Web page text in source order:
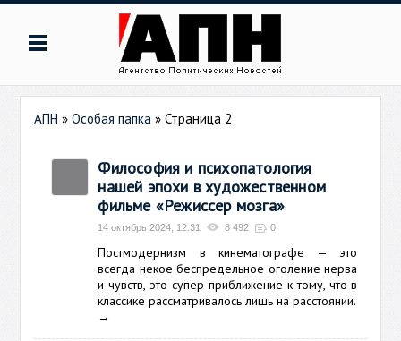
АПН »Особая папка » Страница 2
Философия и психопатология
нашей эпохи в художественном
фильме «Режиссер мозга»
14 октябрь 2024, 12:31 8 492 0
Постмодернизм в кинематографе — это
всегда некое беспредельное оголение нерва
и чувств, это супер-приближение к тому, что в
классике рассматривалось лишь на расстоянии.
→